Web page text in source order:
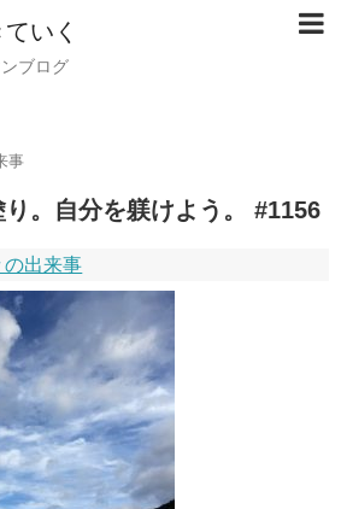
いく
ブログ
事
。自分を躾けよう。 #1156
の出来事